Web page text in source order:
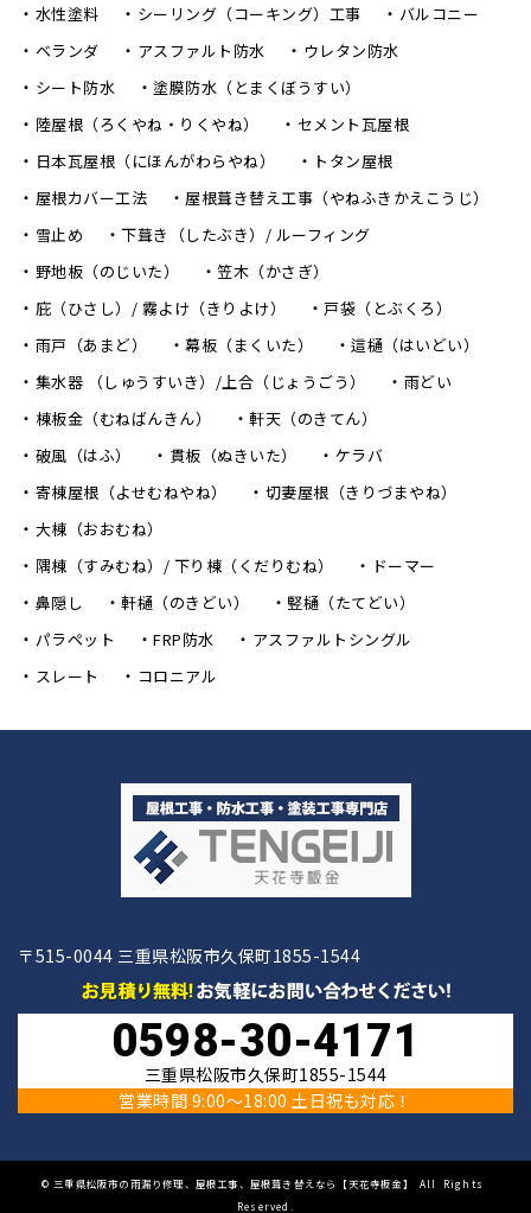
水性塗料
シーリング（コーキング）工事
バルコニー
ベランダ
アスファルト防水
ウレタン防水
シート防水
塗膜防水（とまくぼうすい）
陸屋根（ろくやね・りくやね）
セメント瓦屋根
日本瓦屋根（にほんがわらやね）
トタン屋根
屋根カバー工法
屋根葺き替え工事（やねふきかえこうじ）
雪止め
下葺き（したぶき）/ ルーフィング
野地板（のじいた）
笠木（かさぎ）
庇（ひさし）/ 霧よけ（きりよけ）
戸袋（とぶくろ）
雨戸（あまど）
幕板（まくいた）
這樋（はいどい）
集水器 （しゅうすいき）/上合（じょうごう）
雨どい
棟板金（むねばんきん）
軒天（のきてん）
破風（はふ）
貫板（ぬきいた）
ケラバ
寄棟屋根（よせむねやね）
切妻屋根（きりづまやね）
大棟（おおむね）
隅棟（すみむね）/ 下り棟（くだりむね）
ドーマー
鼻隠し
軒樋（のきどい）
竪樋（たてどい）
パラペット
FRP防水
アスファルトシングル
スレート
コロニアル
〒515-0044 三重県松阪市久保町1855-1544
0598-30-4171
三重県松阪市久保町1855-1544
営業時間 9:00〜18:00 土日祝も対応！
© 三重県松阪市の雨漏り修理、屋根工事、屋根葺き替えなら【天花寺板金】
All Rights
Reserved.